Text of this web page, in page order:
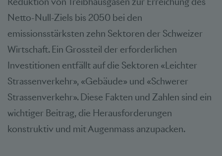
Netto-Null-Ziels bis 2050 bei den
emissionsstärksten zehn Sektoren der Schweizer
Wirtschaft. Ein Grossteil der erforderlichen
Investitionen entfällt auf die Sektoren «Leichter
Strassenverkehr», «Gebäude» und «Schwerer
Strassenverkehr». Diese Fakten und Zahlen sind ein
wichtiger Beitrag, die Herausforderungen
konstruktiv und mit Augenmass anzupacken.